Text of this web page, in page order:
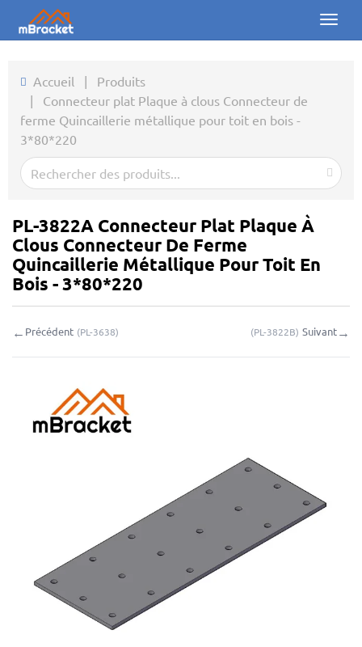
Toggle
Produits
Actualités
Photos
À propos
Contact
Demande en ligne
🌐 Language▼
Accueil | Produits
| Connecteur plat Plaque à clous Connecteur de
ferme Quincaillerie métallique pour toit en bois -
3*80*220
PL-3822A Connecteur Plat Plaque À
Clous Connecteur De Ferme
Quincaillerie Métallique Pour Toit En
Bois - 3*80*220
← Précédent (PL-3638) (PL-3822B) Suivant→